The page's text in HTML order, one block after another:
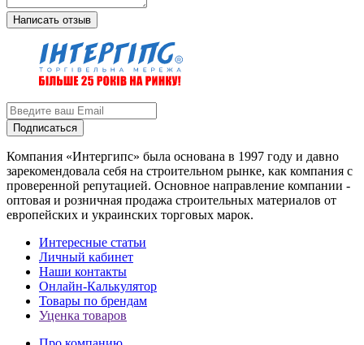
Написать отзыв
Подписаться
Компания «Интергипс» была основана в 1997 году и давно
зарекомендовала себя на строительном рынке, как компания с
проверенной репутацией. Основное направление компании -
оптовая и розничная продажа строительных материалов от
европейских и украинских торговых марок.
Интересные статьи
Личный кабинет
Наши контакты
Онлайн-Калькулятор
Товары по брендам
Уценка товаров